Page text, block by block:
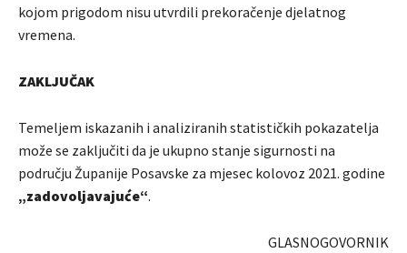
kojom prigodom nisu utvrdili prekoračenje djelatnog
vremena.
ZAKLJUČAK
Temeljem iskazanih i analiziranih statističkih pokazatelja
može se zaključiti da je ukupno stanje sigurnosti na
području Županije Posavske za mjesec kolovoz 2021. godine
„zadovoljavajuće“.
GLASNOGOVORNIK